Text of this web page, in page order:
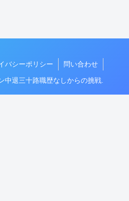
バシーポリシー 問い合わせ
中退三十路職歴なしからの挑戦.